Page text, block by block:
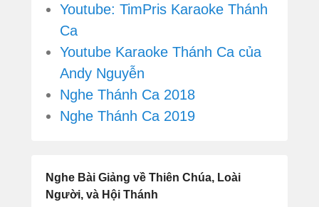
Youtube: TimPris Karaoke Thánh
Ca
Youtube Karaoke Thánh Ca của
Andy Nguyễn
Nghe Thánh Ca 2018
Nghe Thánh Ca 2019
Nghe Bài Giảng về Thiên Chúa, Loài
Người, và Hội Thánh